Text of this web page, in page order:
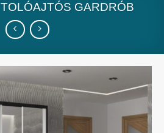
TOLÓAJTÓS GARDRÓB